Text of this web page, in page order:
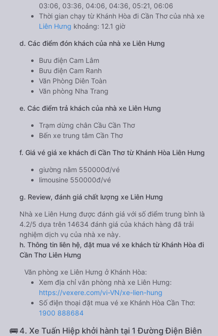
03:06, 03:36, 04:06, 04:36, 05:21, 06:06
Thời gian chạy từ Khánh Hòa đi Cần Thơ của nhà xe
Liên Hưng khoảng: 12.1 giờ
d. Các điểm đón khách của nhà xe Liên Hưng
Bưu điện Cam Lâm
Bưu điện Cam Ranh
Văn Phòng Diên Toàn
Văn phòng Nha Trang
e. Các điểm trả khách của nhà xe Liên Hưng
Trạm dừng chân Cầu Cần Thơ
Bến xe trung tâm Cần Thơ
f. Giá vé giá xe khách đi Cần Thơ từ Khánh Hòa Liên Hưng
giường nằm 550000đ/vé
limousine 550000đ/vé
g. Review, đánh giá chất lượng xe Liên Hưng
Nhà xe Liên Hưng được đánh giá với số điểm trung bình là
4.2/5 dựa trên 14634 đánh giá của khách hàng đã trải
nghiệm dịch vụ của nhà xe này.
h. Thông tin liên hệ, đặt mua vé xe khách từ Khánh Hòa đi
Cần Thơ Liên Hưng
Văn phòng xe Liên Hưng ở Khánh Hòa:
Xem địa chỉ văn phòng nhà xe Liên Hưng:
https://vexere.com/vi-VN/xe-lien-hung
Số điện thoại đặt mua vé xe Khánh Hòa Cần Thơ:
1900 888684
🚌 4. Xe Tuấn Hiệp khởi hành tại 1 Đường Điện Biên